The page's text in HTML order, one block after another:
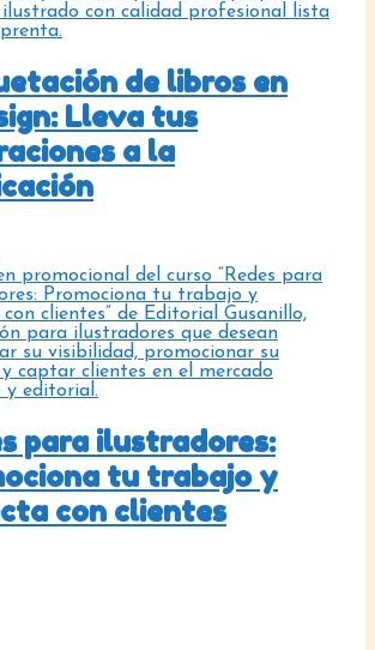
de libros en
Lleva tus
a la
para ilustradores:
tu trabajo y
con clientes